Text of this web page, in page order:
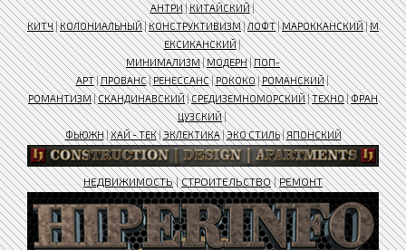
АНТРИ|КИТАЙСКИЙ|
КИТЧ|КОЛОНИАЛЬНЫЙ|КОНСТРУКТИВИЗМ|ЛОФТ|МАРОККАНСКИЙ|М
ЕКСИКАНСКИЙ|
МИНИМАЛИЗМ|МОДЕРН|ПОП-
АРТ|ПРОВАНС|РЕНЕССАНС|РОКОКО|РОМАНСКИЙ|
РОМАНТИЗМ|СКАНДИНАВСКИЙ|СРЕДИЗЕМНОМОРСКИЙ|ТЕХНО|ФРАН
ЦУЗСКИЙ|
ФЬЮЖН|ХАЙ - ТЕК|ЭКЛЕКТИКА|ЭКО СТИЛЬ|ЯПОНСКИЙ
НЕДВИЖИМОСТЬ|СТРОИТЕЛЬСТВО|РЕМОНТ